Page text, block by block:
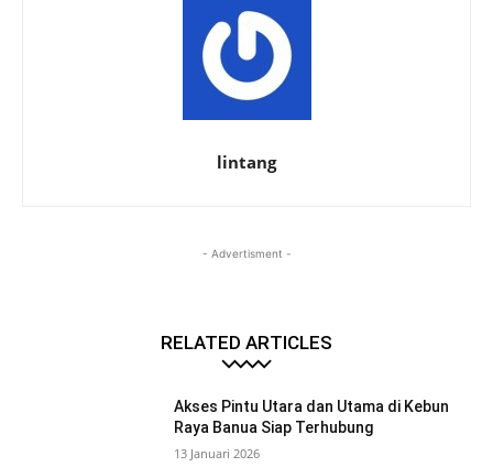
lintang
- Advertisment -
RELATED ARTICLES
Akses Pintu Utara dan Utama di Kebun
Raya Banua Siap Terhubung
13 Januari 2026